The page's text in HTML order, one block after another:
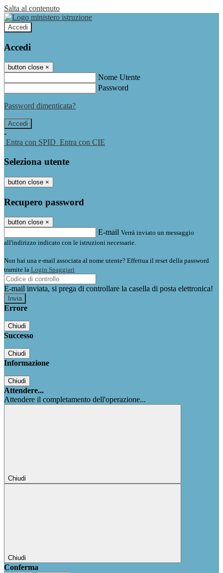
Salta al contenuto
Accedi
Accedi
button close ×
Nome Utente
Password
Password dimenticata?
-
Entra con SPID Entra con CIE
Seleziona utente
button close ×
Recupero password
button close ×
E-mail Verrà inviato un messaggio
all'indirizzo indicato con le istruzioni necessarie.
Non hai una e-mail associata al nome utente? Effettua il reset della password
tramite la Login Spaggiari
E-mail inviata, si prega di controllare la casella di posta elettronica!
Errore
Chiudi
Successo
Chiudi
Informazione
Chiudi
Attendere...
Attendere il completamento dell'operazione...
Chiudi
Chiudi
Conferma